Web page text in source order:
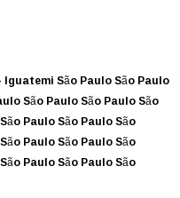
IguatemiSão PauloSão Paulo
São PauloSão PauloSão
São PauloSão PauloSão
São PauloSão PauloSão
São PauloSão PauloSão